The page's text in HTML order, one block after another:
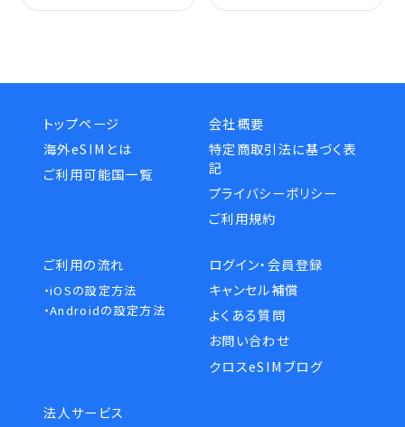
トップページ
海外eSIMとは
ご利用可能国一覧
ご利用の流れ
・iOSの設定方法
・Androidの設定方法
法人サービス
会社概要
特定商取引法に基づく表
記
プライバシーポリシー
ご利用規約
ログイン・会員登録
キャンセル補償
よくある質問
お問い合わせ
クロスeSIMブログ